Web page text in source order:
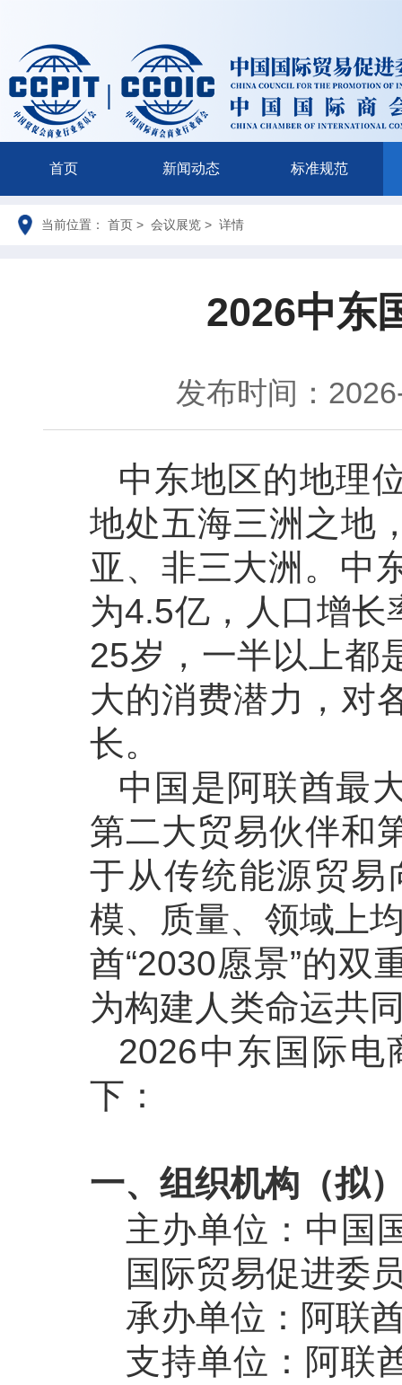
首页 新闻动态 标准规范
当前位置： 首页 > 会议展览 > 详情
2026中东
发布时间：
中东地区的地理
地处五海三洲之地
亚、非三大洲。中
为4.5亿，人口增
25岁，一半以上都
大的消费潜力，对
长。
中国是阿联酋最
第二大贸易伙伴和
于从传统能源贸
模、质量、领域上
酋“2030愿景”的双
为构建人类命运共
2026中东国际
下：
一、组织机构（拟
主办单位：中国
国际贸易促进委
承办单位：阿联
支持单位：阿联